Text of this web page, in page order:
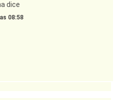
dice
08:58